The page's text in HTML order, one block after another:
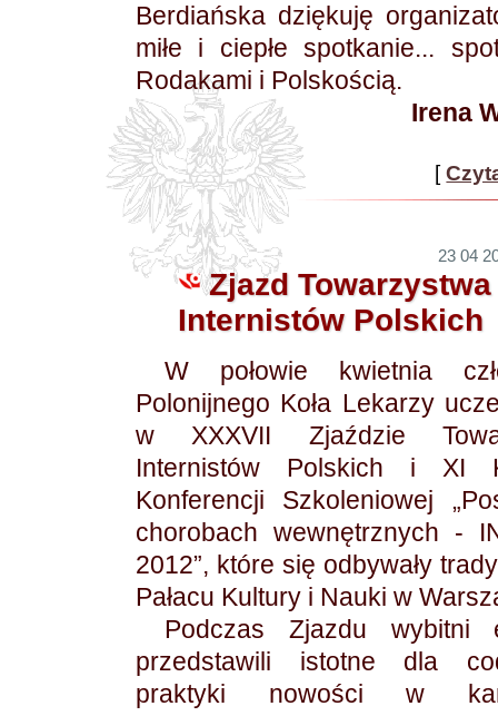
Berdiańska dziękuję
miłe i ciepłe spotkanie...
Rodakami i Polskością.
Irena
[
23 04
Zjazd Towarzystwa
Internistów Polskich
W połowie kwietnia
Polonijnego Koła Lekarzy
w XXXVII Zjaździe
Internistów Polskich i XI
Konferencji Szkoleniowej
chorobach wewnętrznych -
2012”, które się odbywały
Pałacu Kultury i Nauki w
Podczas Zjazdu wybitni
przedstawili istotne dla
praktyki nowości w